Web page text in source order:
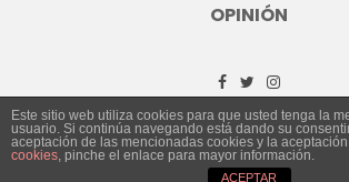
OPINIÓN
© Grupo Informativo Reporte
Este sitio web utiliza cookies para que usted tenga la
usuario. Si continúa navegando está dando su
aceptación de las mencionadas cookies y la
cookies, pinche el enlace para mayor información.
ACEPTAR